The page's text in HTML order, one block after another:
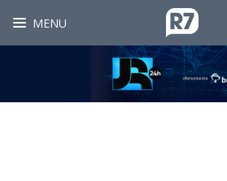
MENU